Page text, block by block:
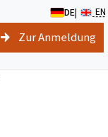
DE| EN
Zur Anmeldung